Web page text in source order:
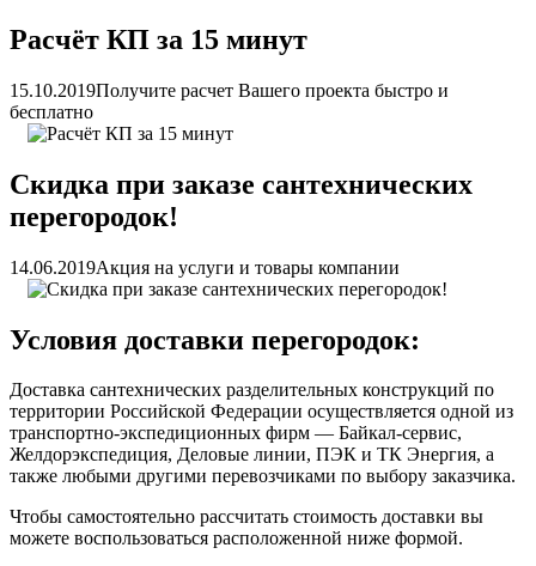
Расчёт КП за 15 минут
15.10.2019Получите расчет Вашего проекта быстро и
бесплатно
Скидка при заказе сантехнических
перегородок!
14.06.2019Акция на услуги и товары компании
Условия доставки перегородок:
Доставка сантехнических разделительных конструкций по
территории Российской Федерации осуществляется одной из
транспортно-экспедиционных фирм — Байкал-сервис,
Желдорэкспедиция, Деловые линии, ПЭК и ТК Энергия, а
также любыми другими перевозчиками по выбору заказчика.
Чтобы самостоятельно рассчитать стоимость доставки вы
можете воспользоваться расположенной ниже формой.